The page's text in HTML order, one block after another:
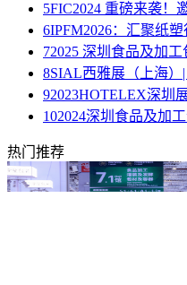
5FIC2024 重磅来袭！
6IPFM2026：汇聚纸
72025 深圳食品及加
8SIAL西雅展（上海）
92023HOTELEX深圳
102024深圳食品及加
热门推荐